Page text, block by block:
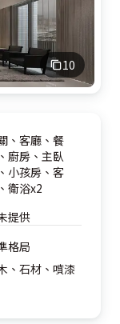
10
、客廳、餐
廚房、主臥
小孩房、客
衛浴x2
提供
格局
、石材、噴漆